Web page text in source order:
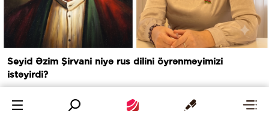
Seyid Əzim Şirvani niyə rus dilini öyrənməyimizi
istəyirdi?
17:00 9 iyul 2026